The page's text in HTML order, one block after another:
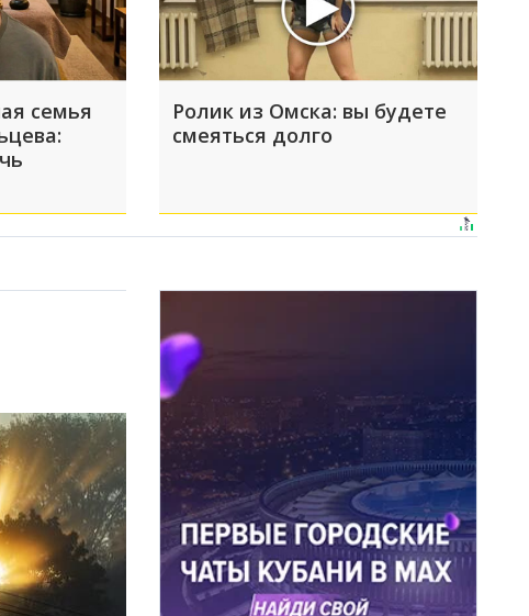
семья
Ролик из Омска: вы будете
смеяться долго